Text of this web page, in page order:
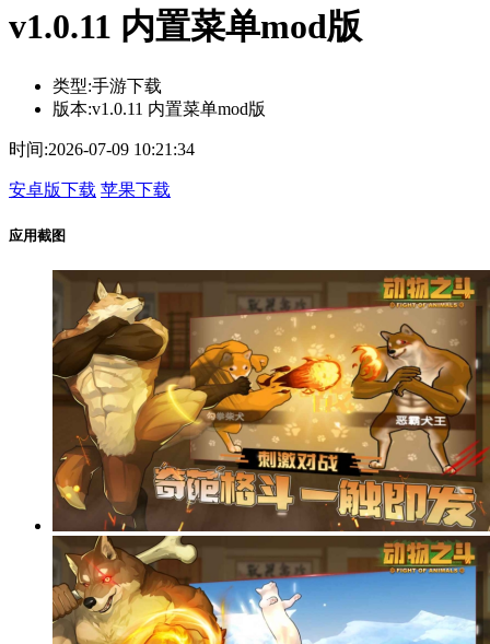
v1.0.11 内置菜单mod版
类型:手游下载
版本:v1.0.11 内置菜单mod版
时间:2026-07-09 10:21:34
安卓版下载 苹果下载
应用截图